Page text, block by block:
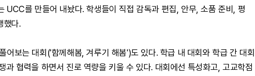
UCC를 만들어 내놨다. 학생들이 직접 감독과 편집, 안무, 소품 준비, 평
했다.
어보는 대회('함께해봄, 겨루기 해봄')도 있다. 학급 내 대회와 학급 간 대회
과 협력을 하면서 진로 역량을 키울 수 있다. 대회에선 특성화고, 고교학점